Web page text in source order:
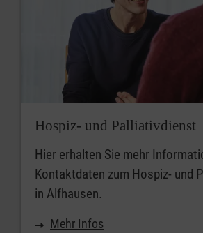
Hospiz- und Palliativdienst
Hier erhalten Sie mehr
Kontaktdaten zum Hospiz- und
in Alfhausen.
Mehr Infos